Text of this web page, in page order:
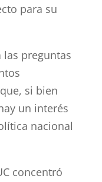
para su
las preguntas
si bien
un interés
nacional
concentró